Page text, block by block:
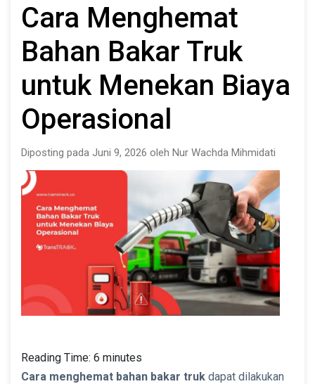
Cara Menghemat
Bahan Bakar Truk
untuk Menekan Biaya
Operasional
Diposting pada Juni 9, 2026 oleh Nur Wachda Mihmidati
Reading Time: 6 minutes
Cara menghemat bahan bakar truk dapat dilakukan